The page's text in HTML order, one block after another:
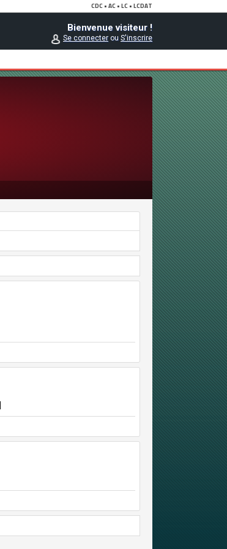
Bienvenue visiteur !
Se connecterou S'inscrire